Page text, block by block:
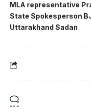
MLA representative
State Spokesperson
Uttarakhand Sadan